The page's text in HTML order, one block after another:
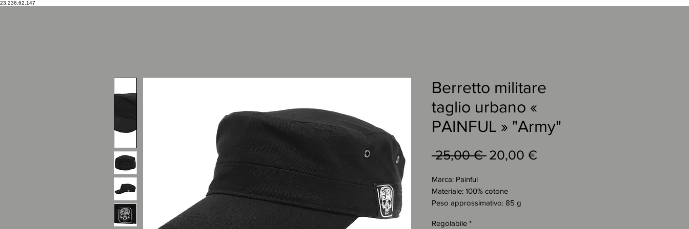
23.236.62.147
Berretto militare
taglio urbano «
PAINFUL » "Army"
25,00 € Prezzo
20,00 €
Marca: Painful
Materiale: 100% cotone
Peso approssimativo: 85 g
Cappellino dal taglio urbano del marchio
Regolabile *